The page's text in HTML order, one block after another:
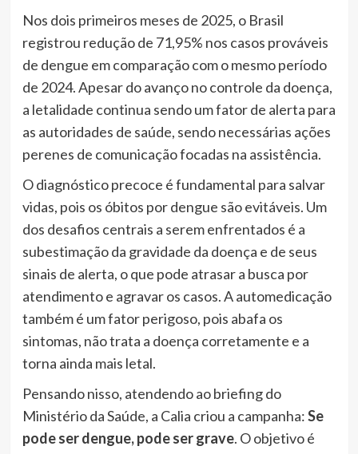
Nos dois primeiros meses de 2025, o Brasil
registrou redução de 71,95% nos casos prováveis
de dengue em comparação com o mesmo período
de 2024. Apesar do avanço no controle da doença,
a letalidade continua sendo um fator de alerta para
as autoridades de saúde, sendo necessárias ações
perenes de comunicação focadas na assistência.
O diagnóstico precoce é fundamental para salvar
vidas, pois os óbitos por dengue são evitáveis. Um
dos desafios centrais a serem enfrentados é a
subestimação da gravidade da doença e de seus
sinais de alerta, o que pode atrasar a busca por
atendimento e agravar os casos. A automedicação
também é um fator perigoso, pois abafa os
sintomas, não trata a doença corretamente e a
torna ainda mais letal.
Pensando nisso, atendendo ao briefing do
Ministério da Saúde, a Calia criou a campanha:Se
pode ser dengue, pode ser grave. O objetivo é